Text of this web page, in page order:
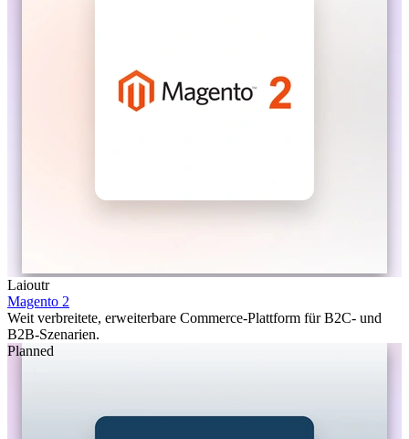
Laioutr
Magento 2
Weit verbreitete, erweiterbare Commerce-Plattform für B2C- und
B2B-Szenarien.
Planned